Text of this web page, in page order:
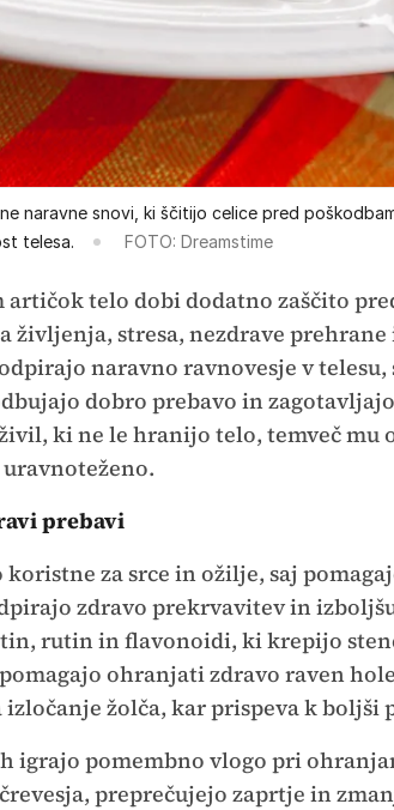
naravne snovi, ki ščitijo celice pred
telesa.
FOTO: Dreamstime
artičok telo dobi dodatno zaščito
življenja, stresa, nezdrave
naravno ravnovesje v
dobro prebavo in
ki ne le hranijo telo, temveč mu
prebavi
za srce in ožilje, saj
zdravo prekrvavitev in
rutin in flavonoidi, ki krepijo
ohranjati zdravo raven
žolča, kar prispeva k boljši
igrajo pomembno vlogo pri
preprečujejo zaprtje in